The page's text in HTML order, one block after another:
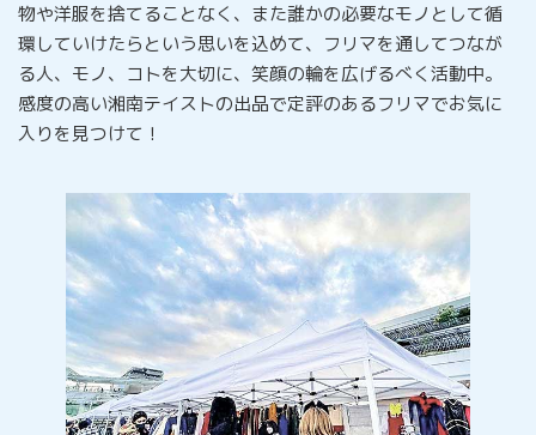
物や洋服を捨てることなく、また誰かの必要なモノとして循
環していけたらという思いを込めて、フリマを通してつなが
る人、モノ、コトを大切に、笑顔の輪を広げるべく活動中。
感度の高い湘南テイストの出品で定評のあるフリマでお気に
入りを見つけて！